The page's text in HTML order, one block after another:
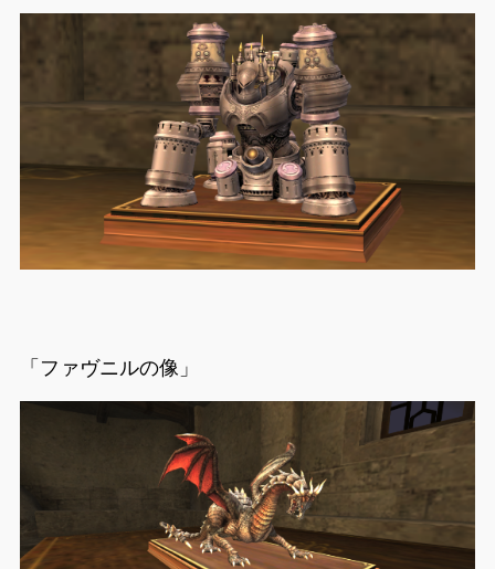
「ファヴニルの像」